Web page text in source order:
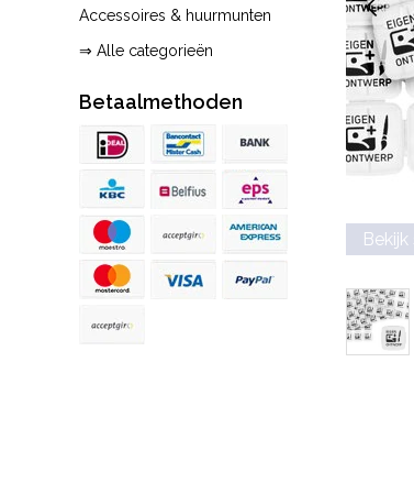
Accessoires & huurmunten
⇒ Alle categorieën
Betaalmethoden